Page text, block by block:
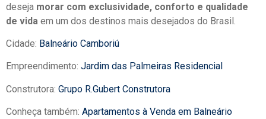
deseja morar com exclusividade, conforto e qualidade
de vida em um dos destinos mais desejados do Brasil.
Cidade: Balneário Camboriú
Empreendimento: Jardim das Palmeiras Residencial
Construtora: Grupo R.Gubert Construtora
Conheça também: Apartamentos à Venda em Balneário